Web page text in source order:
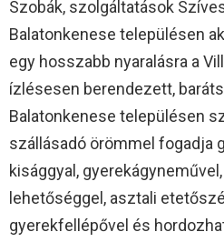
Szobák, szolgáltatások
Balatonkenese településen
egy hosszabb nyaralásra a
ízlésesen berendezett,
Balatonkenese településen
szállásadó örömmel fogadja
kisággyal,
lehetőséggel, asztali
gyerekfellépővel és